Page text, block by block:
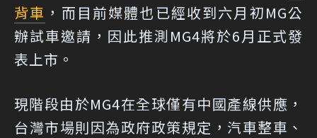
背車 ，而目前媒體也已經收到六月初MG公
辦試車邀請，因此推測MG4將於6月正式發
表上市。
現階段由於MG4在全球僅有中國產線供應，
台灣市場則因為政府政策規定，汽車整車、